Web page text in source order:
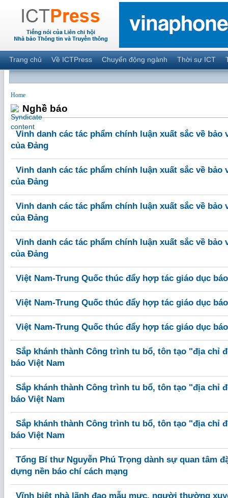
Trang chủ Về ICTPress Chuyển động ngành Thời sự ICT
Home
Nghề báo
Vinh danh các tác phẩm chính luận xuất sắc về
của Đảng
Vinh danh các tác phẩm chính luận xuất sắc về
của Đảng
Vinh danh các tác phẩm chính luận xuất sắc về
của Đảng
Vinh danh các tác phẩm chính luận xuất sắc về
của Đảng
Việt Nam-Trung Quốc thúc đẩy hợp tác giáo dục
Việt Nam-Trung Quốc thúc đẩy hợp tác giáo dục
Việt Nam-Trung Quốc thúc đẩy hợp tác giáo dục
Sắp khánh thành Công trình tu bổ, tôn tạo "địa chỉ
báo Việt Nam
Sắp khánh thành Công trình tu bổ, tôn tạo "địa chỉ
báo Việt Nam
Sắp khánh thành Công trình tu bổ, tôn tạo "địa chỉ
báo Việt Nam
Tổng Bí thư Nguyễn Phú Trọng dành sự quan tâm
dựng nền báo chí cách mạng
Vĩnh biệt nhà lãnh đạo mẫu mực, người thường